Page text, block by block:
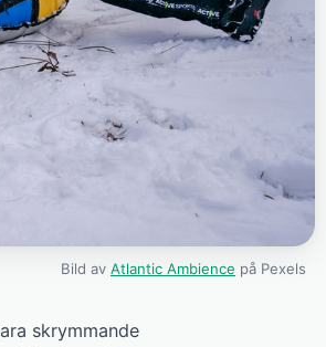
Bild av Atlantic Ambience på Pexels
skrymmande